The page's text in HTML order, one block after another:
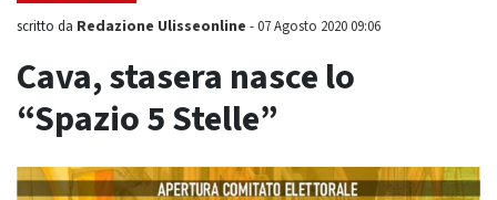
scritto da Redazione Ulisseonline -07 Agosto 2020 09:06
Cava, stasera nasce lo
“Spazio 5 Stelle”